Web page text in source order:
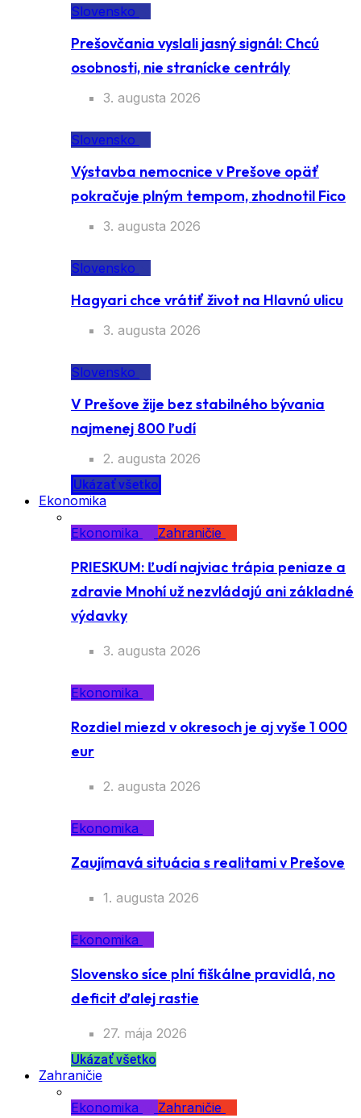
Slovensko
Prešovčania vyslali jasný signál: Chcú
osobnosti, nie stranícke centrály
3. augusta 2026
Slovensko
Výstavba nemocnice v Prešove opäť
pokračuje plným tempom, zhodnotil Fico
3. augusta 2026
Slovensko
Hagyari chce vrátiť život na Hlavnú ulicu
3. augusta 2026
Slovensko
V Prešove žije bez stabilného bývania
najmenej 800 ľudí
2. augusta 2026
Ukázať všetko
Ekonomika
Ekonomika
Zahraničie
PRIESKUM: Ľudí najviac trápia peniaze a
zdravie Mnohí už nezvládajú ani základné
výdavky
3. augusta 2026
Ekonomika
Rozdiel miezd v okresoch je aj vyše 1 000
eur
2. augusta 2026
Ekonomika
Zaujímavá situácia s realitami v Prešove
1. augusta 2026
Ekonomika
Slovensko síce plní fiškálne pravidlá, no
deficit ďalej rastie
27. mája 2026
Ukázať všetko
Zahraničie
Ekonomika
Zahraničie